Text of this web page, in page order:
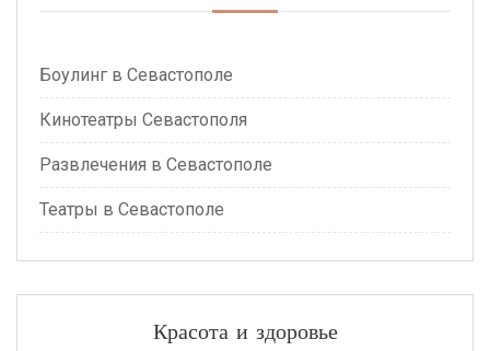
Боулинг в Севастополе
Кинотеатры Севастополя
Развлечения в Севастополе
Театры в Севастополе
Красота и здоровье